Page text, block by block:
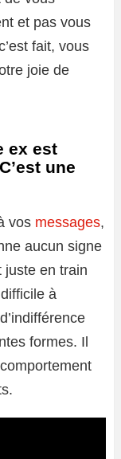
et pas vous
fait, vous
joie de
ex est
une
vos messages,
aucun signe
juste en train
à
formes. Il